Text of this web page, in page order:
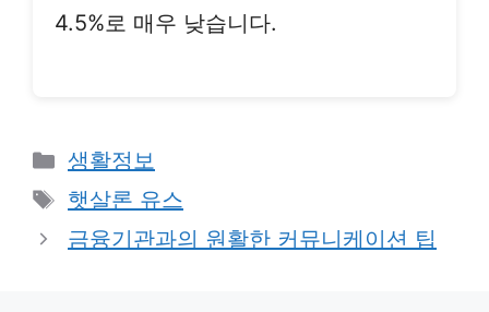
4.5%로 매우 낮습니다.
Categories
생활정보
Tags
햇살론 유스
금융기관과의 원활한 커뮤니케이션 팁